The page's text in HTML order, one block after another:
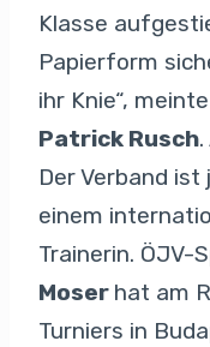
Klasse
Papierform
ihr Knie“,
Patrick Rusch
Der Verband
einem
Trainerin. ÖJV-
Moser hat am
Turniers in